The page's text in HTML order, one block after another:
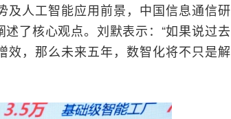
及人工智能应用前景，中国信息通信研
了核心观点。刘默表示：“如果说过去
效，那么未来五年，数智化将不只是解